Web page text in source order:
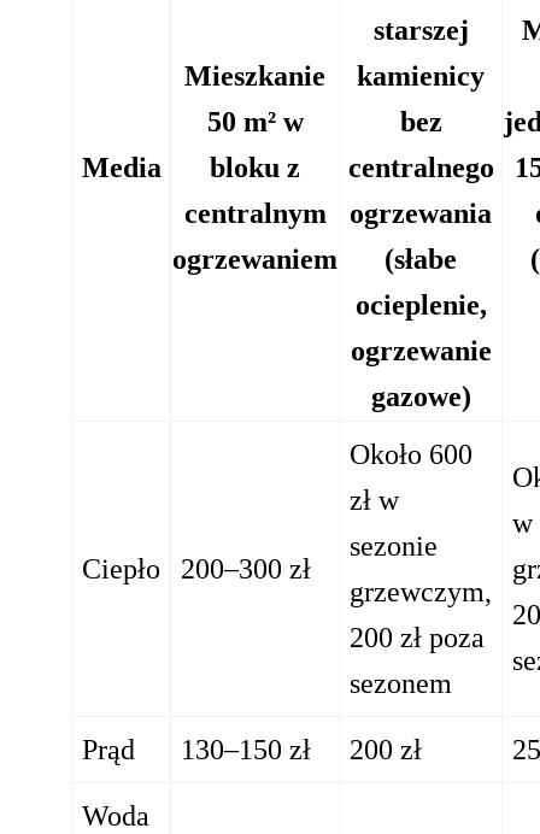
Media
Mieszkanie
50 m² w
bloku z
centralnym
ogrzewaniem
starszej
kamienicy
bez
centralnego
ogrzewania
(słabe
ocieplenie,
ogrzewanie
gazowe)
Ciepło 200–300 zł
Około 600
zł w
sezonie
grzewczym,
200 zł poza
sezonem
w
Prąd 130–150 zł 200 zł
Woda